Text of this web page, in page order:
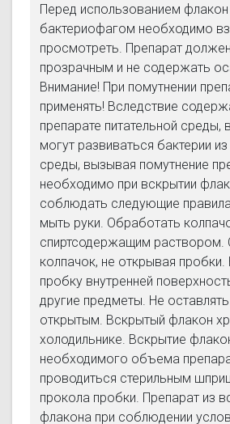
Перед использованием флакон
бактериофагом необходимо
просмотреть. Препарат
прозрачным и не содержать
Внимание! При помутнении
применять! Вследствие
препарате питательной среды,
могут развиваться бактерии
среды, вызывая помутнение
необходимо при вскрытии
соблюдать следующие
мыть руки. Обработать
спиртсодержащим раствором.
колпачок, не открывая пробки.
пробку внутренней
другие предметы. Не
открытым. Вскрытый флакон
холодильнике. Вскрытие
необходимого объема
проводиться стерильным
прокола пробки. Препарат из
флакона при соблюдении